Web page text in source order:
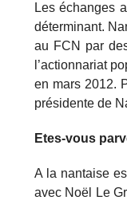
Les échanges
déterminant.
au FCN par
l’actionnariat
en mars 2012.
présidente de
Etes-vous
A la nantaise
avec Noël Le